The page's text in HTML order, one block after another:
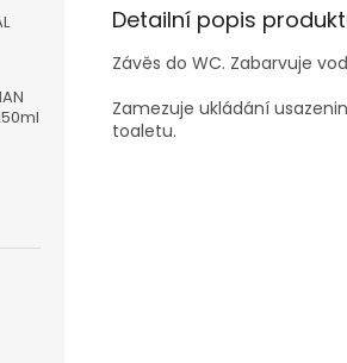
Detailní popis
Závěs do WC. Zabarvuje
Zamezuje ukládání
toaletu.